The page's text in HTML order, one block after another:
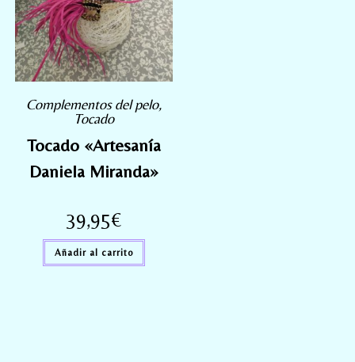
Complementos del pelo,
Tocado
Tocado «Artesanía
Daniela Miranda»
39,95€
Añadir al carrito